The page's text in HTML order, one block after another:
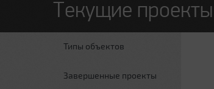
Текущие проекты
Типы объектов
Завершенные проекты